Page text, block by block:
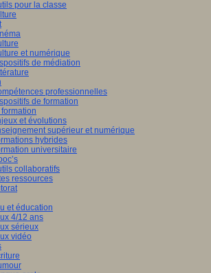
pour la classe
et numérique
de médiation
professionnelles
de formation
formation
et évolutions
supérieur et numérique
hybrides
universitaire
collaboratifs
ressources
et éducation
4/12 ans
sérieux
vidéo